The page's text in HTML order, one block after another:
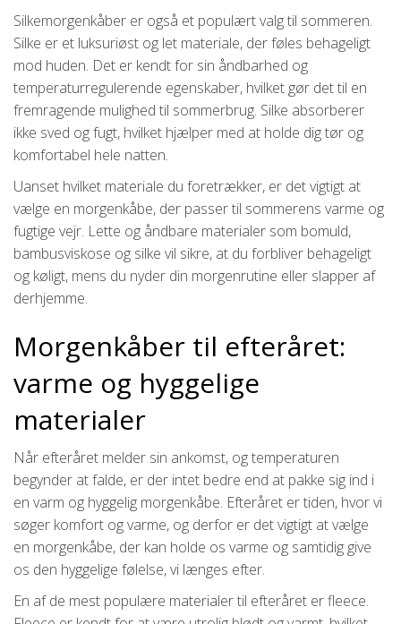
Silkemorgenkåber er også et populært valg til sommeren.
Silke er et luksuriøst og let materiale, der føles behageligt
mod huden. Det er kendt for sin åndbarhed og
temperaturregulerende egenskaber, hvilket gør det til en
fremragende mulighed til sommerbrug. Silke absorberer
ikke sved og fugt, hvilket hjælper med at holde dig tør og
komfortabel hele natten.
Uanset hvilket materiale du foretrækker, er det vigtigt at
vælge en morgenkåbe, der passer til sommerens varme og
fugtige vejr. Lette og åndbare materialer som bomuld,
bambusviskose og silke vil sikre, at du forbliver behageligt
og køligt, mens du nyder din morgenrutine eller slapper af
derhjemme.
Morgenkåber til efteråret:
varme og hyggelige
materialer
Når efteråret melder sin ankomst, og temperaturen
begynder at falde, er der intet bedre end at pakke sig ind i
en varm og hyggelig morgenkåbe. Efteråret er tiden, hvor vi
søger komfort og varme, og derfor er det vigtigt at vælge
en morgenkåbe, der kan holde os varme og samtidig give
os den hyggelige følelse, vi længes efter.
En af de mest populære materialer til efteråret er fleece.